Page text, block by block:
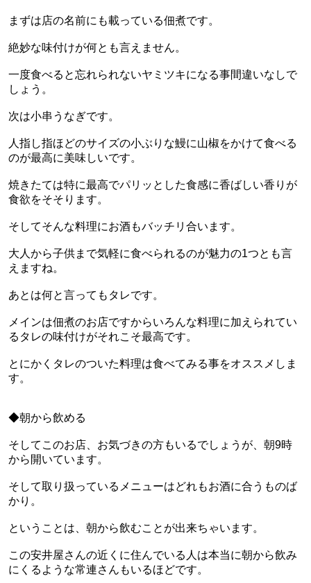
まずは店の名前にも載っている佃煮です。
絶妙な味付けが何とも言えません。
一度食べると忘れられないヤミツキになる事間違いなしで
しょう。
次は小串うなぎです。
人指し指ほどのサイズの小ぶりな鰻に山椒をかけて食べる
のが最高に美味しいです。
焼きたては特に最高でパリッとした食感に香ばしい香りが
食欲をそそります。
そしてそんな料理にお酒もバッチリ合います。
大人から子供まで気軽に食べられるのが魅力の1つとも言
えますね。
あとは何と言ってもタレです。
メインは佃煮のお店ですからいろんな料理に加えられてい
るタレの味付けがそれこそ最高です。
とにかくタレのついた料理は食べてみる事をオススメしま
す。
◆朝から飲める
そしてこのお店、お気づきの方もいるでしょうが、朝9時
から開いています。
そして取り扱っているメニューはどれもお酒に合うものば
かり。
ということは、朝から飲むことが出来ちゃいます。
この安井屋さんの近くに住んでいる人は本当に朝から飲み
にくるような常連さんもいるほどです。